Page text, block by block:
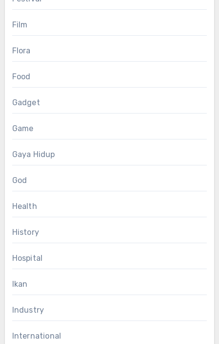
Film
Flora
Food
Gadget
Game
Gaya Hidup
God
Health
History
Hospital
Ikan
Industry
International